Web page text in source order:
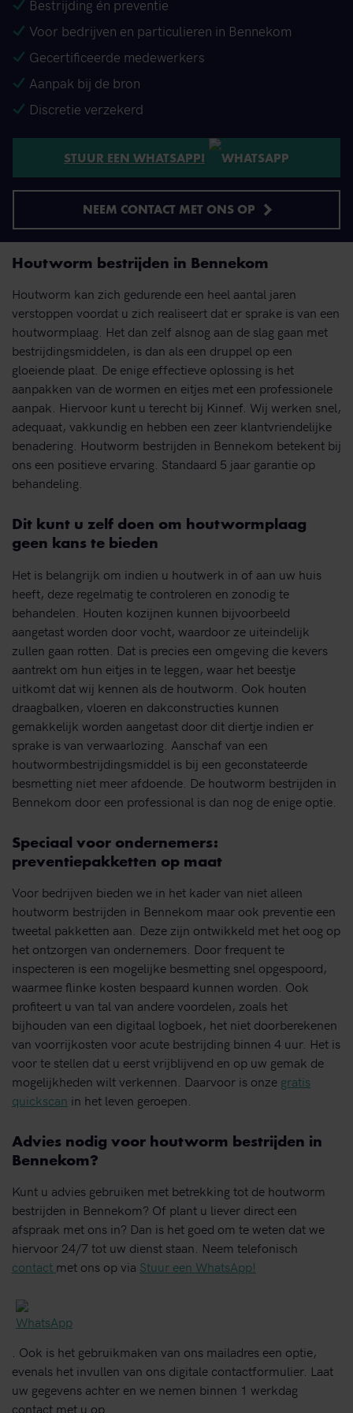
Bestrijding én preventie
Voor bedrijven en particulieren in Bennekom
Gecertificeerde medewerkers
Aanpak bij de bron
Discretie verzekerd
STUUR EEN WHATSAPP!
NEEM CONTACT MET ONS OP
Houtworm bestrijden in Bennekom
Houtworm kan zich gedurende een heel aantal jaren
verstoppen voordat u zich realiseert dat er sprake is van een
houtwormplaag. Het dan zelf alsnog aan de slag gaan met
bestrijdingsmiddelen, is dan als een druppel op een
gloeiende plaat. De enige effectieve oplossing is het
aanpakken van de wormen en eitjes met een professionele
aanpak. Hiervoor kunt u terecht bij Kinnef. Wij werken snel,
adequaat, vakkundig en hebben een zeer klantvriendelijke
benadering. Houtworm bestrijden in Bennekom betekent bij
ons een positieve ervaring. Standaard 5 jaar garantie op
behandeling.
Dit kunt u zelf doen om houtwormplaag
geen kans te bieden
Het is belangrijk om indien u houtwerk in of aan uw huis
heeft, deze regelmatig te controleren en zonodig te
behandelen. Houten kozijnen kunnen bijvoorbeeld
aangetast worden door vocht, waardoor ze uiteindelijk
zullen gaan rotten. Dat is precies een omgeving die kevers
aantrekt om hun eitjes in te leggen, waar het beestje
uitkomt dat wij kennen als de houtworm. Ook houten
draagbalken, vloeren en dakconstructies kunnen
gemakkelijk worden aangetast door dit diertje indien er
sprake is van verwaarlozing. Aanschaf van een
houtwormbestrijdingsmiddel is bij een geconstateerde
besmetting niet meer afdoende. De houtworm bestrijden in
Bennekom door een professional is dan nog de enige optie.
Speciaal voor ondernemers:
preventiepakketten op maat
Voor bedrijven bieden we in het kader van niet alleen
houtworm bestrijden in Bennekom maar ook preventie een
tweetal pakketten aan. Deze zijn ontwikkeld met het oog op
het ontzorgen van ondernemers. Door frequent te
inspecteren is een mogelijke besmetting snel opgespoord,
waarmee flinke kosten bespaard kunnen worden. Ook
profiteert u van tal van andere voordelen, zoals het
bijhouden van een digitaal logboek, het niet doorberekenen
van voorrijkosten voor acute bestrijding binnen 4 uur. Het is
voor te stellen dat u eerst vrijblijvend en op uw gemak de
mogelijkheden wilt verkennen. Daarvoor is onze gratis
quickscan in het leven geroepen.
Advies nodig voor houtworm bestrijden in
Bennekom?
Kunt u advies gebruiken met betrekking tot de houtworm
bestrijden in Bennekom? Of plant u liever direct een
afspraak met ons in? Dan is het goed om te weten dat we
hiervoor 24/7 tot uw dienst staan. Neem telefonisch
contact met ons op via Stuur een WhatsApp!
. Ook is het gebruikmaken van ons mailadres een optie,
evenals het invullen van ons digitale contactformulier. Laat
uw gegevens achter en we nemen binnen 1 werkdag
contact met u op.